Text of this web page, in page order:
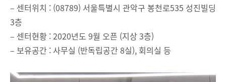
– 센터위치 : (08789) 서울특별시 관악구 봉천로535 성진빌딩
3층
– 센터현황 : 2020년도 9월 오픈 (지상 3층)
– 보유공간 : 사무실 (반독립공간 8실), 회의실 등